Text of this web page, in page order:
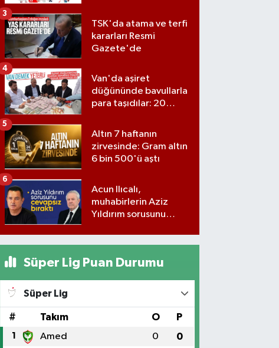
TSK'da atama ve terfi
kararları Resmi
Gazete'de
3
Van'da aşiret
düğününde bavullarla
para taşıdılar: 20
kilolarla altın
4
Altın 7 haftanın
zirvesinde: Gram altın
6 bin 500'ü aştı
5
Acun Ilıcalı,
muhabirlerin Aziz
Yıldırım sorusunu
6
Süper Lig Puan Durumu
Süper Lig
# Takım O P
1 Amed 0 0